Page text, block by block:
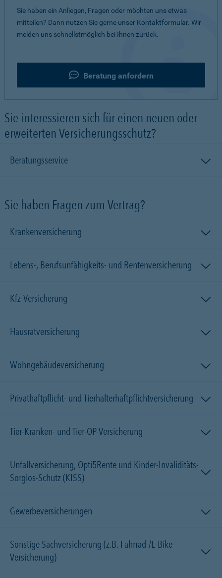
Sie haben ein Anliegen, Fragen oder möchten uns etwas
mitteilen? Dann nutzen Sie gerne unser Kontaktformular. Wir
melden uns schnellstmöglich bei Ihnen zurück.
Beratung anfordern
Sie interessieren sich für einen neuen oder
erweiterten Versicherungsschutz?
Beratungsservice
Sie haben Fragen zum Vertrag?
Krankenversicherung
Lebens-, Berufsunfähigkeits- und Rentenversicherung
Kfz-Versicherung
Hausratversicherung
Wohngebäudeversicherung
Privathaftpflicht- und Tierhalterhaftpflichtversicherung
Tier-Kranken- und Tier-OP-Versicherung
Unfallversicherung, Opti5Rente und Kinder-Invaliditäts-
Sorglos-Schutz (KISS)
Gewerbeversicherungen
Sonstige Sachversicherung (z.B. Fahrrad-/E-Bike-
Versicherung)